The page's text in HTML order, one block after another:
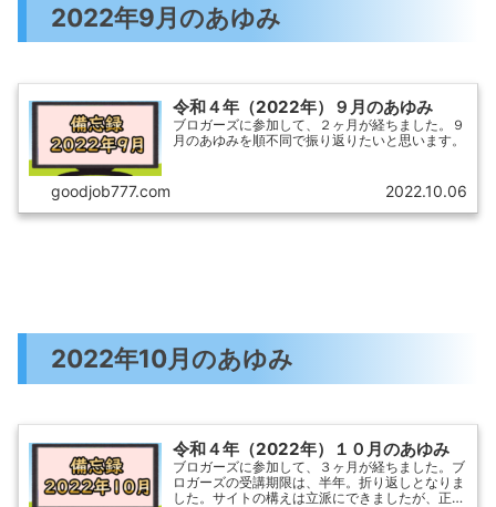
2022年9月のあゆみ
令和４年（2022年）９月のあゆみ
ブロガーズに参加して、２ヶ月が経ちました。９
月のあゆみを順不同で振り返りたいと思います。
goodjob777.com 2022.10.06
2022年10月のあゆみ
令和４年（2022年）１０月のあゆみ
ブロガーズに参加して、３ヶ月が経ちました。ブ
ロガーズの受講期限は、半年。折り返しとなりま
した。サイトの構えは立派にできましたが、正直